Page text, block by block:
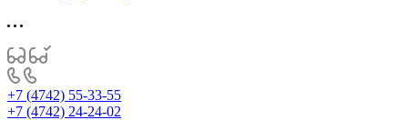
+7 (4742) 55-33-55
+7 (4742) 24-24-02